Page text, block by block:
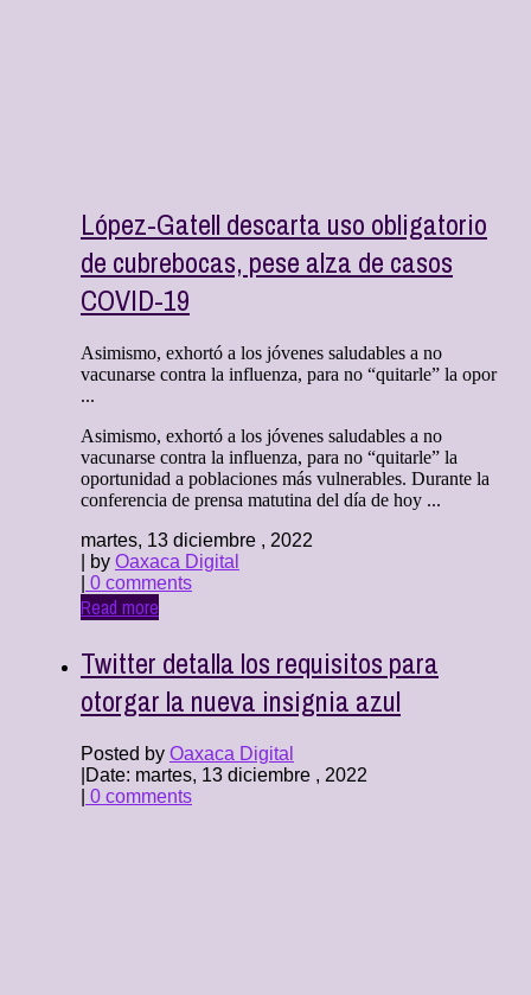
López-Gatell descarta uso obligatorio
de cubrebocas, pese alza de casos
COVID-19
Asimismo, exhortó a los jóvenes saludables a no
vacunarse contra la influenza, para no “quitarle” la opor
...
Asimismo, exhortó a los jóvenes saludables a no
vacunarse contra la influenza, para no “quitarle” la
oportunidad a poblaciones más vulnerables. Durante la
conferencia de prensa matutina del día de hoy ...
martes, 13 diciembre , 2022
| by Oaxaca Digital
0 comments
Read more
Twitter detalla los requisitos para
otorgar la nueva insignia azul
Posted by Oaxaca Digital
Date: martes, 13 diciembre , 2022
0 comments